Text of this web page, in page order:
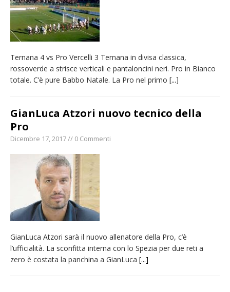
Ternana 4 vs Pro Vercelli 3 Ternana in divisa classica,
rossoverde a strisce verticali e pantaloncini neri. Pro in Bianco
totale. C’è pure Babbo Natale. La Pro nel primo [...]
GianLuca Atzori nuovo tecnico della
Pro
Dicembre 17, 2017 // 0 Commenti
GianLuca Atzori sarà il nuovo allenatore della Pro, c’è
l’ufficialità. La sconfitta interna con lo Spezia per due reti a
zero è costata la panchina a GianLuca [...]